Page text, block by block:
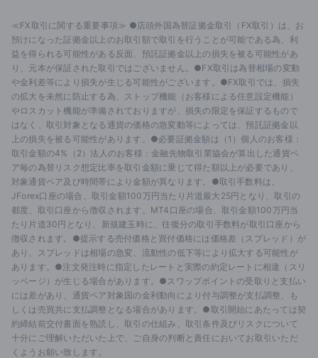
≪FX取引に関する重要事項≫ ●店頭外国為替証拠金取引（FX取引）は、お
預けになった証拠金以上のお取引額で取引を行うことが可能である為、利
益を得られる可能性がある反面、預託証拠金以上の損失を被る可能性があ
り、元本が保証された取引ではございません。●FX取引は為替相場の変動
や金利差等により損失が生じる可能性がございます。●FX取引では、損失
の拡大を未然に防止する為、ストップ機能（お客様による任意設定機能）
やロスカット機能が準備されておりますが、損失の限定を保証するもので
はなく、取引対象となる通貨の価格の急変動等によっては、預託証拠金以
上の損失を被る可能性があります。●必要証拠金額は（1）個人のお客様：
取引金額の4%（2）法人のお客様：金融先物取引業協会が算出した通貨ペ
ア毎の為替リスク想定比率を取引金額に乗じて得た額以上が必要であり、
対象通貨ペア及び時間帯により金額が異なります。●取引手数料は、
JForex口座の場合、取引金額100万円当たり片道最大25円となり、取引の
都度、取引口座から徴収されます。MT4口座の場合、取引金額100万円当
たり片道30円となり、新規建玉時に、往復分の取引手数料が取引口座から
徴収されます。●提示する売付価格と買付価格には価格差（スプレッド）が
あり、スプレッドは相場の急変、流動性の低下等により拡大する可能性が
あります。●注文発注時に指定したレートと実際の約定レートに相違（スリ
ッページ）が生じる場合があります。●スワップポイントの受取りと支払い
には差があり、通貨ペア対象国の金利動向により付与調整が支払調整、も
しくは売買共に支払調整となる場合があります。●取引開始にあたっては契
約締結前交付書面を熟読し、取引の仕組み、取引条件及びリスクについて
十分にご理解いただいた上で、ご自身の判断と責任においてお取引いただ
くようお願い致します。